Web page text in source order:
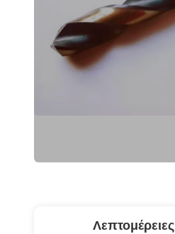
Λεπτομέρειες